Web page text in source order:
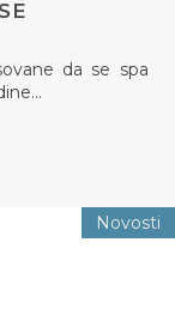
da se spa
Novosti